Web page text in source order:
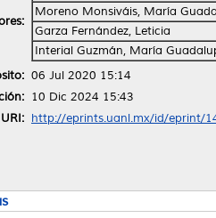
Moreno Monsiváis, María
Garza Fernández, Leticia
Interial Guzmán, María
06 Jul 2020 15:14
10 Dic 2024 15:43
URI: http://eprints.uanl.mx/id/eprint/